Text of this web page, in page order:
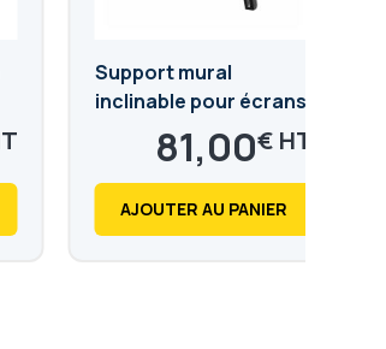
Support mural
inclinable pour écrans
de 39 à 70 pouces
81,00€
97,20
AJOUTER AU PANIER